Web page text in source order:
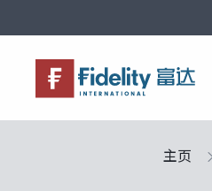
关于富达
产品服务
市场观点
富达课堂
养老专区
主页